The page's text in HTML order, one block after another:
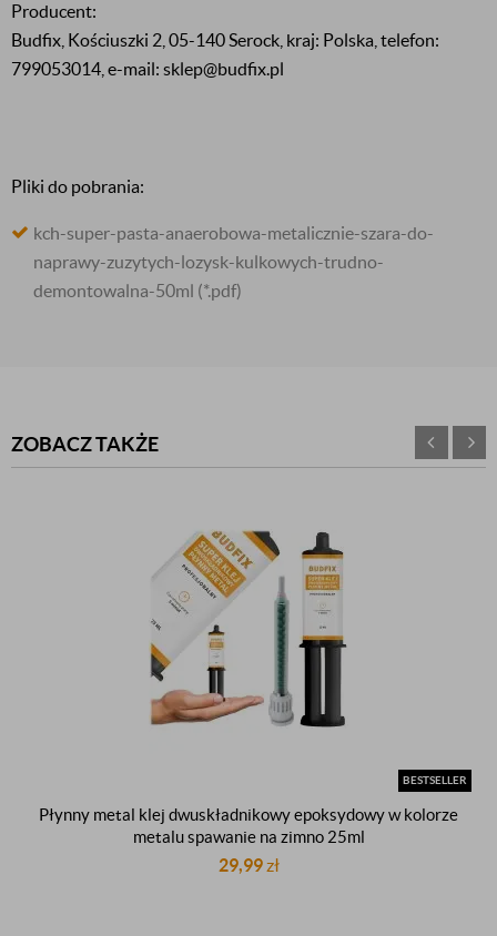
Producent:
Budfix, Kościuszki 2, 05-140 Serock, kraj: Polska, telefon:
799053014, e-mail: sklep@budfix.pl
Pliki do pobrania:
kch-super-pasta-anaerobowa-metalicznie-szara-do-
naprawy-zuzytych-lozysk-kulkowych-trudno-
demontowalna-50ml (*.pdf)
ZOBACZ TAKŻE
BESTSELLER
Płynny metal klej dwuskładnikowy epoksydowy w kolorze
metalu spawanie na zimno 25ml
29,99zł